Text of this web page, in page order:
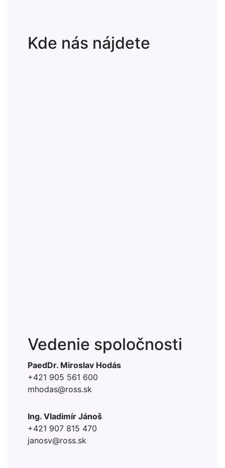
Kde nás nájdete
Vedenie spoločnosti
PaedDr. Miroslav Hodás
+421 905 561 600
mhodas@ross.sk
Ing. Vladimír Jánoš
+421 907 815 470
janosv@ross.sk